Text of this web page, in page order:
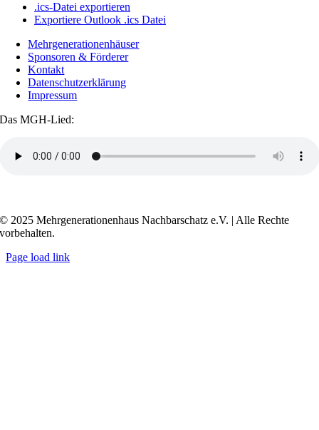
.ics-Datei exportieren
Exportiere Outlook .ics Datei
Mehrgenerationenhäuser
Sponsoren & Förderer
Kontakt
Datenschutzerklärung
Impressum
Das MGH-Lied:
© 2025 Mehrgenerationenhaus Nachbarschatz e.V. | Alle Rechte
vorbehalten.
Page load link